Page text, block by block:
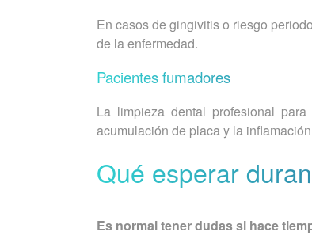
En casos de gingivitis o riesgo
de la enfermedad.
Pacientes fumadores
La limpieza dental profesional
acumulación de placa y la
Qué esperar
Es normal tener dudas si hace